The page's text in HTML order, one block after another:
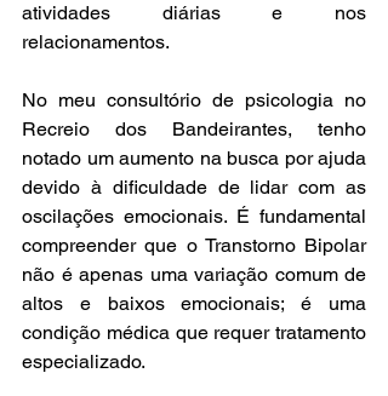
atividades diárias e nos
relacionamentos.
No meu consultório de psicologia no
Recreio dos Bandeirantes, tenho
notado um aumento na busca por ajuda
devido à dificuldade de lidar com as
oscilações emocionais. É fundamental
compreender que o Transtorno Bipolar
não é apenas uma variação comum de
altos e baixos emocionais; é uma
condição médica que requer tratamento
especializado.